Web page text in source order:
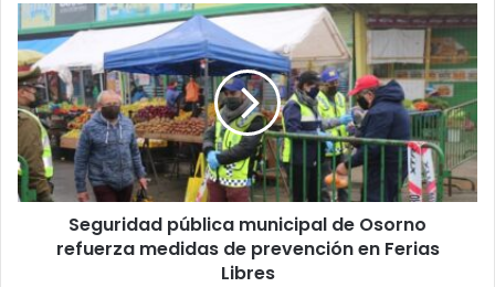
pandemia
Seguridad
pública
municipal
de
Osorno
refuerza
medidas
de
prevención
Seguridad pública municipal de Osorno
refuerza medidas de prevención en Ferias
Libres